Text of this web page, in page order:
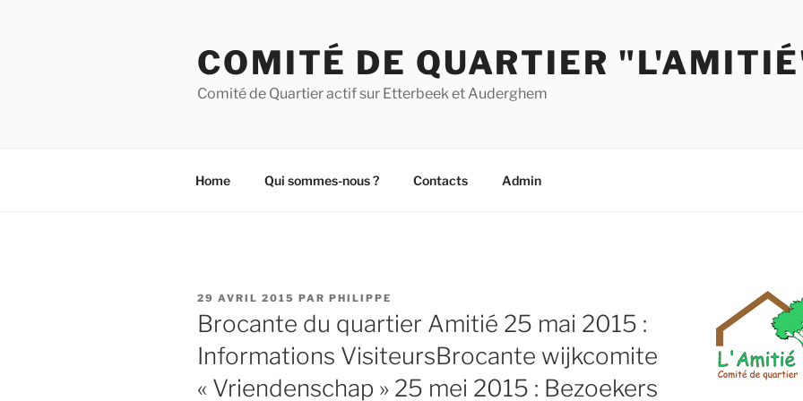
COMITÉ DE QUARTIER
Comité de Quartier actif sur Etterbeek et Auderghem
Home Qui sommes-nous ? Contacts Admin
PUBLIÉ
LE
29 AVRIL 2015 PAR PHILIPPE
Brocante du quartier Amitié 25 mai 2015 :
Informations VisiteursBrocante wijkcomite
« Vriendenschap » 25 mei 2015 : Bezoekers